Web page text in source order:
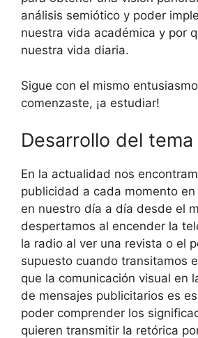
análisis semiótico y poder
nuestra vida académica y por
nuestra vida diaria.
Sigue con el mismo
comenzaste, ¡a estudiar!
Desarrollo del tema
En la actualidad nos
publicidad a cada momento
en nuestro día a día desde el
despertamos al encender la
la radio al ver una revista o el
supuesto cuando transitamos
que la comunicación visual en
de mensajes publicitarios es
poder comprender los
quieren transmitir la retórica